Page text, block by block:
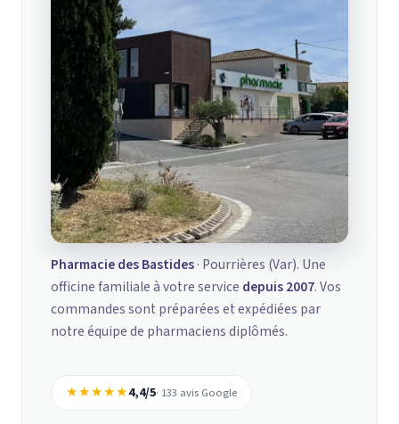
Pharmacie des Bastides· Pourrières (Var). Une
officine familiale à votre service depuis 2007. Vos
commandes sont préparées et expédiées par
notre équipe de pharmaciens diplômés.
★★★★★4,4/5· 133 avis Google